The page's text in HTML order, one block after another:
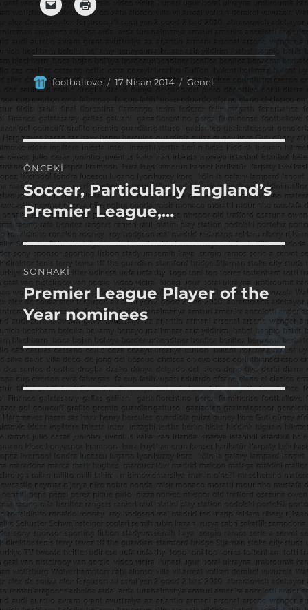
Yazar
footballove
Yayın
17 Nisan 2014 Kategoriler
Genel
Yazı
gezinmesi
ÖNCEKI
Önceki
yazı:
Soccer, Particularly England’s
Premier League,…
SONRAKI
Sonraki
yazı:
Premier League Player of the
Year nominees